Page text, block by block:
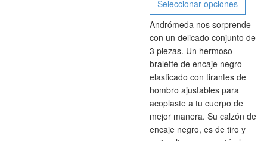
Seleccionar opciones
Andrómeda nos sorprende
con un delicado conjunto de
3 piezas. Un hermoso
bralette de encaje negro
elasticado con tirantes de
hombro ajustables para
acoplaste a tu cuerpo de
mejor manera. Su calzón de
encaje negro, es de tiro y